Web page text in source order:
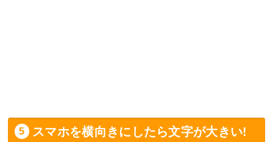
スマホを横向きにしたら文字が大きい!